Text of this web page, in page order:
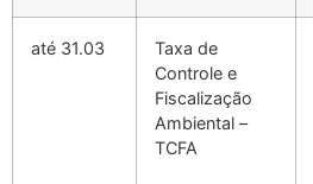
até 31.03
Taxa de
Controle e
Fiscalização
Ambiental –
TCFA